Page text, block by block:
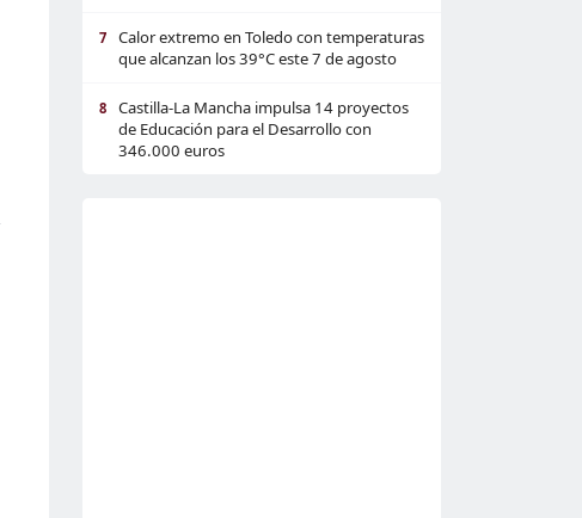
7
Calor extremo en Toledo con temperaturas
que alcanzan los 39°C este 7 de agosto
8
Castilla-La Mancha impulsa 14 proyectos
de Educación para el Desarrollo con
346.000 euros